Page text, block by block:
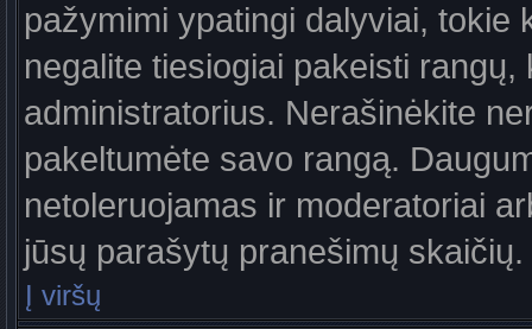
pažymimi ypatingi dalyviai, tokie
negalite tiesiogiai pakeisti
administratorius. Nerašinėkite
pakeltumėte savo rangą.
netoleruojamas ir moderatoriai
jūsų parašytų pranešimų skaičių.
Į viršų